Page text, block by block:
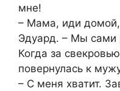
мне!
– Мама, иди домой,
Эдуард. – Мы сами
Когда за
повернулась к
– С меня хватит.